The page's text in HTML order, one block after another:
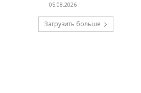
05.08.2026
Загрузить больше